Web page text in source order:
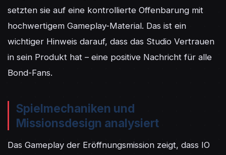
setzten sie auf eine kontrollierte Offenbarung mit
hochwertigem Gameplay-Material. Das ist ein
wichtiger Hinweis darauf, dass das Studio Vertrauen
in sein Produkt hat – eine positive Nachricht für alle
Bond-Fans.
Spielmechaniken und
Missionsdesign analysiert
Das Gameplay der Eröffnungsmission zeigt, dass IO